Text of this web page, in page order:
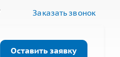
Заказать звонок
Оставить заявку